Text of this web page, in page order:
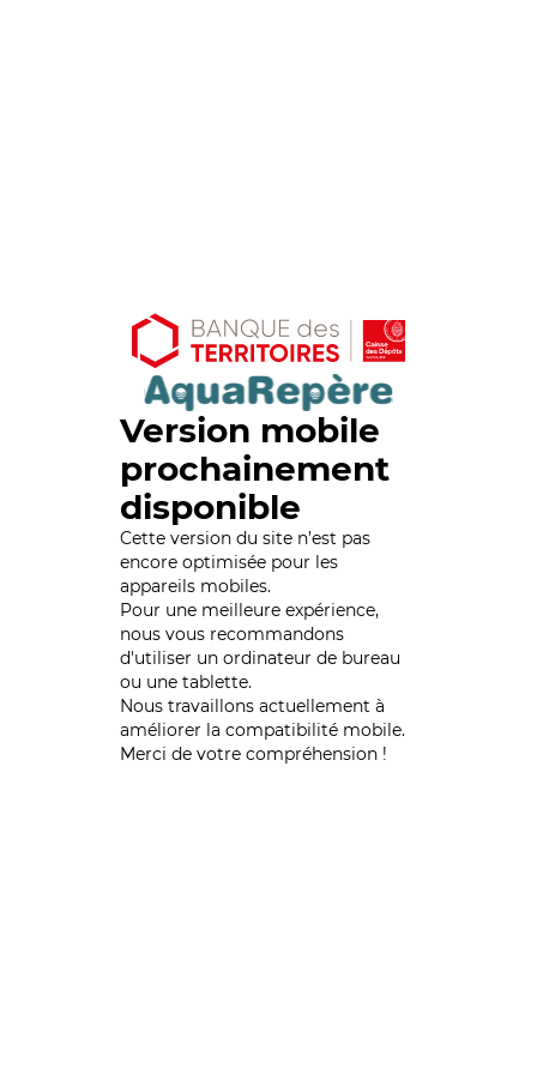
Version mobile
prochainement
disponible
Cette version du site n’est pas
encore optimisée pour les
appareils mobiles.
Pour une meilleure expérience,
nous vous recommandons
d'utiliser un ordinateur de bureau
ou une tablette.
Nous travaillons actuellement à
améliorer la compatibilité mobile.
Merci de votre compréhension !